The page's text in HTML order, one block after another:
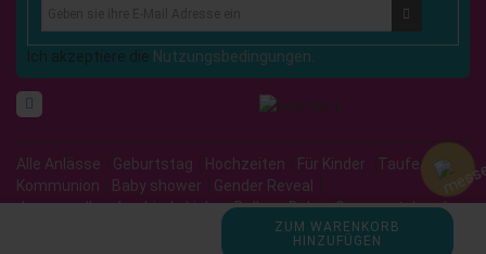
ZUM WARENKORB
HINZUFÜGEN
Ich akzeptiere die Nutzungsbedingungen.
Alle Anlässe Geburtstag Hochzeiten Für Kinder
Taufe/
Kommunion
Baby shower
Gender Reveal
Junggesellenabschied
Liebe Balloon Deko
Grosse stehende